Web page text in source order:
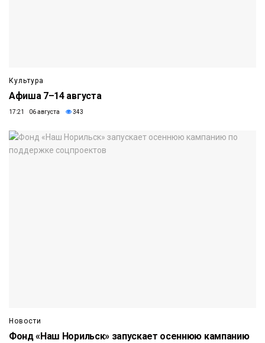
Культура
Афиша 7–14 августа
17:21 06 августа 343
Новости
Фонд «Наш Норильск» запускает осеннюю кампанию